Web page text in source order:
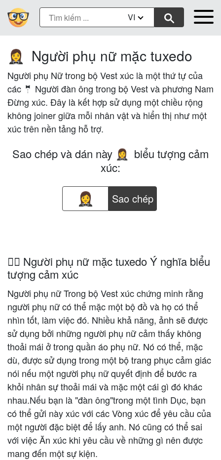
VI
🤵‍♀️ Người phụ nữ mặc tuxedo
Người phụ Nữ trong bộ Vest xúc là một thứ tự của
các 🤵 Người đàn ông trong bộ Vest và phương Nam
Đừng xúc. Đây là kết hợp sử dụng một chiều rộng
không joiner giữa mỗi nhân vật và hiển thị như một
xúc trên nền tảng hỗ trợ.
Sao chép và dán này 🤵‍♀️
biểu tượng cảm
xúc:
Sao chép
🤵‍♀️ Người phụ nữ mặc tuxedo Ý nghĩa biểu
tượng cảm xúc
Người phụ nữ Trong bộ Vest xúc chứng minh rằng
người phụ nữ có thể mặc một bộ đồ và họ có thể
nhìn tốt, làm việc đó. Nhiều khả năng, ảnh sẽ được
sử dụng bởi những người phụ nữ cảm thấy không
thoải mái ở trong quần áo phụ nữ. Nó có thể, mặc
dù, được sử dụng trong một bộ trang phục cảm giác
nói nếu một người phụ nữ quyết định để bước ra
khỏi nhân sự thoải mái và mặc một cái gì đó khác
nhau.Nếu bạn là "đàn ông"trong một tình Dục, bạn
có thể gửi này xúc với các Vòng xúc để yêu cầu của
một người đặc biệt để lấy anh. Nó cũng có thể sai
với việc Ăn xúc khi yêu cầu về những gì nên được
mang đến một sự kiện.